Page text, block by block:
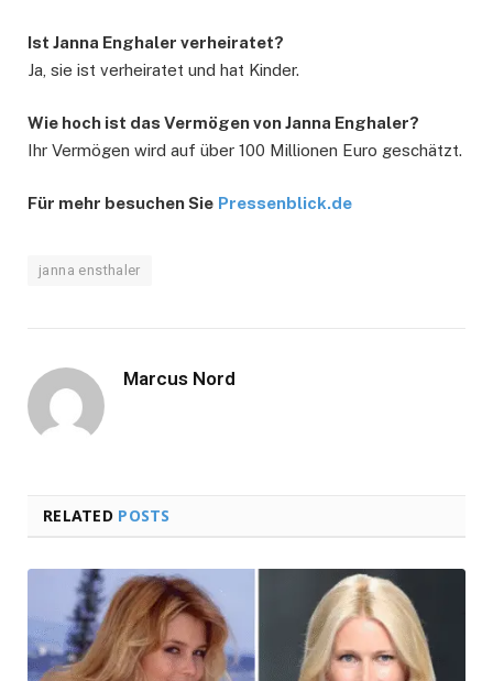
Ist Janna Enghaler verheiratet?
Ja, sie ist verheiratet und hat Kinder.
Wie hoch ist das Vermögen von Janna Enghaler?
Ihr Vermögen wird auf über 100 Millionen Euro geschätzt.
Für mehr besuchen Sie Pressenblick.de
janna ensthaler
Marcus Nord
RELATED POSTS